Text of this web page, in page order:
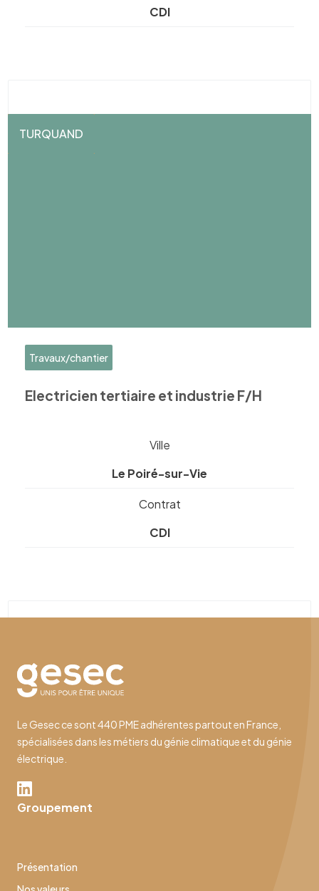
CDI
TURQUAND
Travaux/chantier
Electricien tertiaire et industrie F/H
Ville
Le Poiré-sur-Vie
Contrat
CDI
Le Gesec ce sont 440 PME adhérentes partout en France,
spécialisées dans les métiers du génie climatique et du génie
électrique.
Groupement
Présentation